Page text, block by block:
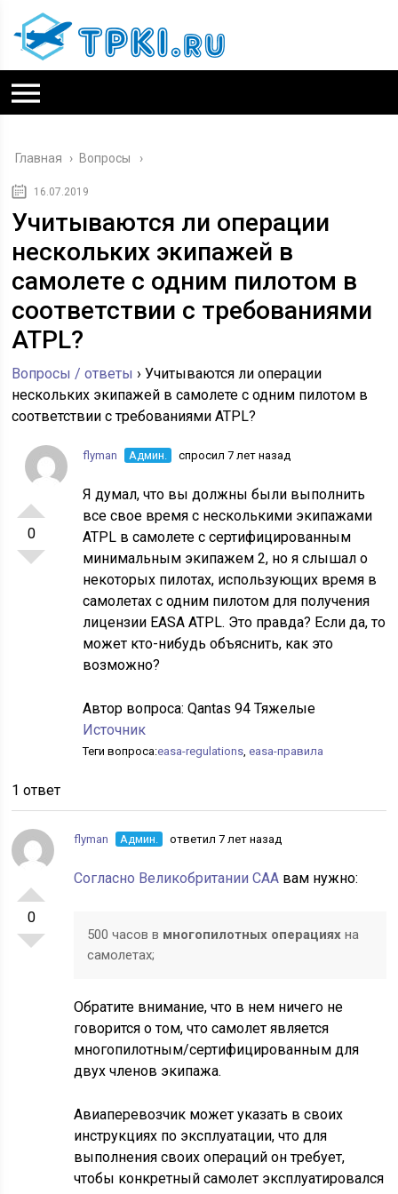
Главная › Вопросы
16.07.2019
Учитываются ли операции
нескольких экипажей в
самолете с одним пилотом в
соответствии с требованиями
ATPL?
Вопросы / ответы ›Учитываются ли операции
нескольких экипажей в самолете с одним пилотом в
соответствии с требованиями ATPL?
0
flyman Админ. спросил 7 лет назад
Я думал, что вы должны были выполнить
все свое время с несколькими экипажами
ATPL в самолете с сертифицированным
минимальным экипажем 2, но я слышал о
некоторых пилотах, использующих время в
самолетах с одним пилотом для получения
лицензии EASA ATPL. Это правда? Если да, то
может кто-нибудь объяснить, как это
возможно?
Автор вопроса:Qantas 94 Тяжелые
Источник
Теги вопроса:easa-regulations,easa-правила
1 ответ
0
flyman Админ. ответил 7 лет назад
Согласно Великобритании CAA вам нужно:
500 часов в многопилотных операцияхна
самолетах;
Обратите внимание, что в нем ничего не
говорится отом, что самолет является
многопилотным/сертифицированным для
двух членов экипажа.
Авиаперевозчик может указать в своих
инструкциях по эксплуатации, что для
выполнения своих операций он требует,
чтобы конкретный самолет эксплуатировался